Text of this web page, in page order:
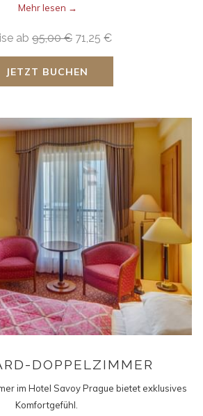
Mehr lesen
ab 95,00 € 71,25 €
JETZT BUCHEN
DOPPELZIMMER
im Hotel Savoy Prague bietet exklusives
Komfortgefühl.